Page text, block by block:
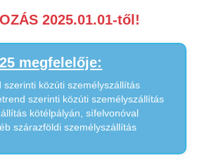
2025.01.01-től!
megfelelője:
szerinti közúti személyszállítás
szerinti közúti személyszállítás
kötélpályán, sífelvonóval
szárazföldi személyszállítás